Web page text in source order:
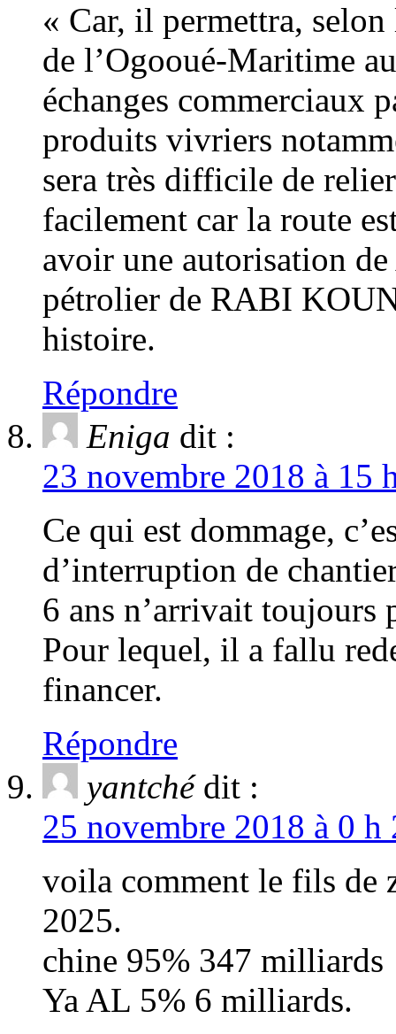
« Car, il permettra,
de l’Ogooué-Maritime
échanges commerciaux
produits vivriers
sera très difficile de
facilement car la route
avoir une autorisation
pétrolier de RABI
histoire.
Répondre
Eniga dit :
23 novembre 2018 à 15
Ce qui est dommage,
d’interruption de
6 ans n’arrivait toujours
Pour lequel, il a fallu
financer.
Répondre
yantché dit :
25 novembre 2018 à 0
voila comment le fils de
2025.
chine 95% 347 milliards
Ya AL 5% 6 milliards.